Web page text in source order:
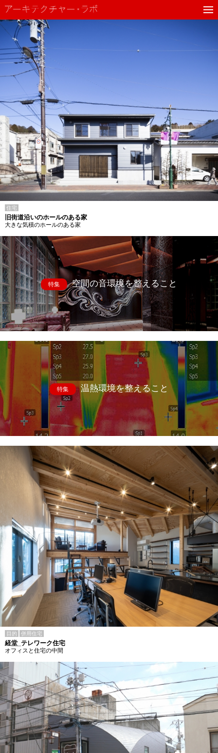
住宅
旧街道沿いのホールのある家
大きな気積のホールのある家
特集 空間の音環境を整えること
特集 温熱環境を整えること
目的 併用住宅
経堂_テレワーク住宅
オフィスと住宅の中間